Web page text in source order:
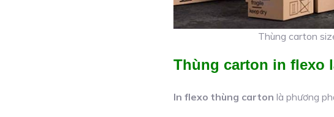
Thùng carton
Thùng carton in flexo
In flexo thùng carton là phương